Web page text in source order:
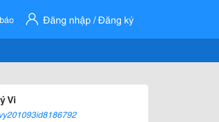
Đăng nhập / Đăng ký
Vi